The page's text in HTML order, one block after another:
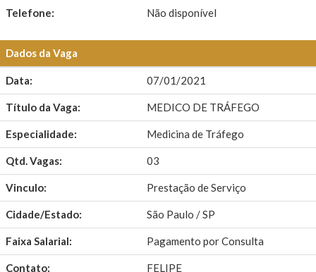
Telefone: Não disponível
Dados da Vaga
Data: 07/01/2021
Título da Vaga: MEDICO DE TRÁFEGO
Especialidade: Medicina de Tráfego
Qtd. Vagas: 03
Vinculo: Prestação de Serviço
Cidade/Estado: São Paulo / SP
Faixa Salarial: Pagamento por Consulta
Contato: FELIPE